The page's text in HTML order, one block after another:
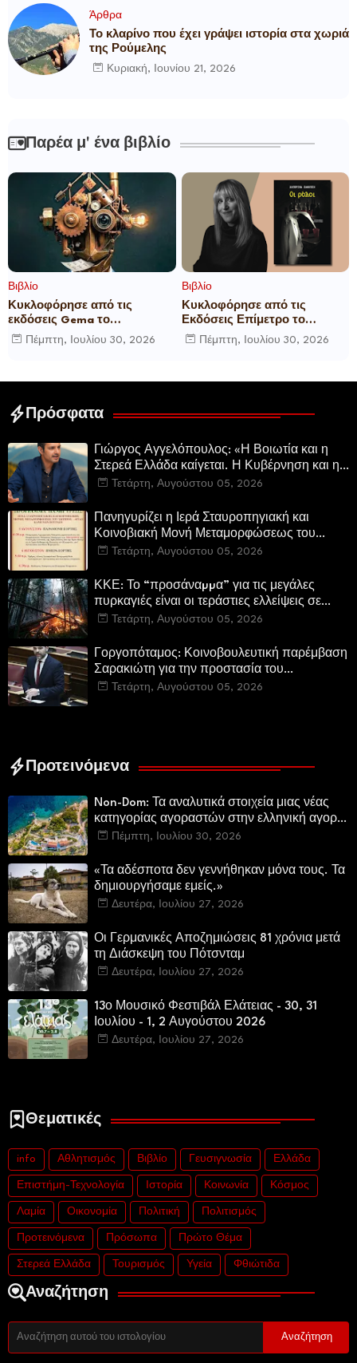
Άρθρα
Το κλαρίνο που έχει γράψει ιστορία στα χωριά
της Ρούμελης
Κυριακή, Ιουνίου 21, 2026
Παρέα μ' ένα βιβλίο
Βιβλίο
Κυκλοφόρησε από τις
εκδόσεις Gema το
μυθιστόρημα του γνωστού
δημοσιογράφου Γεώργιου Θ.
Πέμπτη, Ιουλίου 30, 2026
Βιβλίο
Κυκλοφόρησε από τις
Εκδόσεις Επίμετρο το
αστυνομικό μυθιστόρημα της
Κατερίνας Πανούση Οι ρόλοι
Πέμπτη, Ιουλίου 30, 2026
Πρόσφατα
Γιώργος Αγγελόπουλος: «Η Βοιωτία και η
Στερεά Ελλάδα καίγεται. Η Κυβέρνηση και η
Περιφερειακή Αρχή αυτοθαυμάζονται.»
Τετάρτη, Αυγούστου 05, 2026
Πανηγυρίζει η Ιερά Σταυροπηγιακή και
Κοινοβιακή Μονή Μεταμορφώσεως του
Σωτήρος Καμενων Βουρλων (Μονή Αγιάς ή
Τετάρτη, Αυγούστου 05, 2026
ΚΚΕ: Το “προσάναµµα” για τις μεγάλες
πυρκαγιές είναι οι τεράστιες ελλείψεις σε
µέσα και προσωπικό στην Πυροσβεστική και
Τετάρτη, Αυγούστου 05, 2026
Γοργοπόταμος: Κοινοβουλευτική παρέμβαση
Σαρακιώτη για την προστασία του
εμβληματικού φυσικού και ιστορικού
Τετάρτη, Αυγούστου 05, 2026
Προτεινόμενα
Non-Dom: Τα αναλυτικά στοιχεία μιας νέας
κατηγορίας αγοραστών στην ελληνική αγορά
πολυτελών κατοικιών
Πέμπτη, Ιουλίου 30, 2026
«Τα αδέσποτα δεν γεννήθηκαν μόνα τους. Τα
δημιουργήσαμε εμείς.»
Δευτέρα, Ιουλίου 27, 2026
Οι Γερμανικές Αποζημιώσεις 81 χρόνια μετά
τη Διάσκεψη του Πότσνταμ
Δευτέρα, Ιουλίου 27, 2026
13ο Μουσικό Φεστιβάλ Ελάτειας - 30, 31
Ιουλίου - 1, 2 Αυγούστου 2026
Δευτέρα, Ιουλίου 27, 2026
Θεματικές
info Αθλητισμός Βιβλίο Γευσιγνωσία Ελλάδα
Επιστήμη-Τεχνολογία Ιστορία Κοινωνία Κόσμος
Λαμία Οικονομία Πολιτική Πολιτισμός
Προτεινόμενα Πρόσωπα Πρώτο Θέμα
Στερεά Ελλάδα Τουρισμός Υγεία Φθιώτιδα
Αναζήτηση